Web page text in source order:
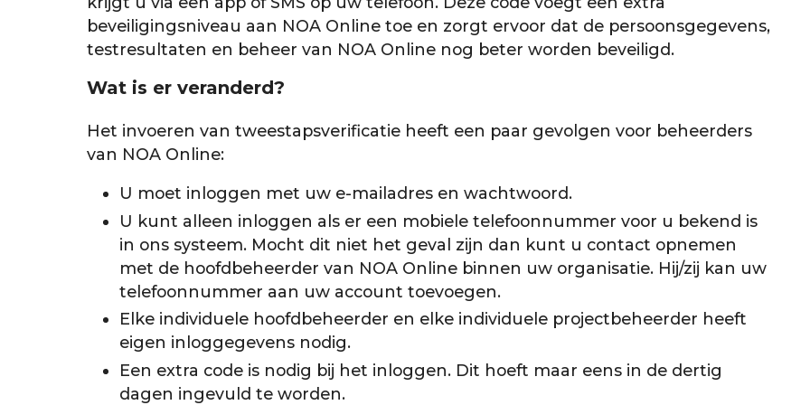
beveiligingsniveau aan NOA Online toe en zorgt ervoor dat de persoonsgegevens,
testresultaten en beheer van NOA Online nog beter worden beveiligd.
Wat is er veranderd?
Het invoeren van tweestapsverificatie heeft een paar gevolgen voor beheerders
van NOA Online:
U moet inloggen met uw e-mailadres en wachtwoord.
U kunt alleen inloggen als er een mobiele telefoonnummer voor u bekend is
in ons systeem. Mocht dit niet het geval zijn dan kunt u contact opnemen
met de hoofdbeheerder van NOA Online binnen uw organisatie. Hij/zij kan uw
telefoonnummer aan uw account toevoegen.
Elke individuele hoofdbeheerder en elke individuele projectbeheerder heeft
eigen inloggegevens nodig.
Een extra code is nodig bij het inloggen. Dit hoeft maar eens in de dertig
dagen ingevuld te worden.